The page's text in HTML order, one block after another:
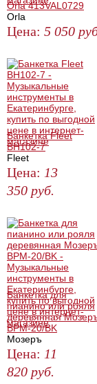
Orla 413VAL0729
Orla
Цена: 5 050
Банкетка Fleet
BH102-7
Fleet
Цена: 13
350 руб.
Банкетка для
пианино или рояля
деревянная
BPM-20/BK
Мозеръ
Цена: 11
820 руб.